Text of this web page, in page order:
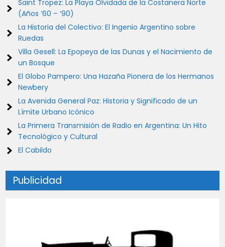
Saint Tropez: La Playa Olvidada de la Costanera Norte
(Años ’60 – ’90)
La Historia del Colectivo: El Ingenio Argentino sobre
Ruedas
Villa Gesell: La Epopeya de las Dunas y el Nacimiento de
un Bosque
El Globo Pampero: Una Hazaña Pionera de los Hermanos
Newbery
La Avenida General Paz: Historia y Significado de un
Límite Urbano Icónico
La Primera Transmisión de Radio en Argentina: Un Hito
Tecnológico y Cultural
El Cabildo
Publicidad